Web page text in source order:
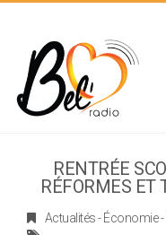
RENTRÉE
RÉFORMES ET
Actualités- Économie-